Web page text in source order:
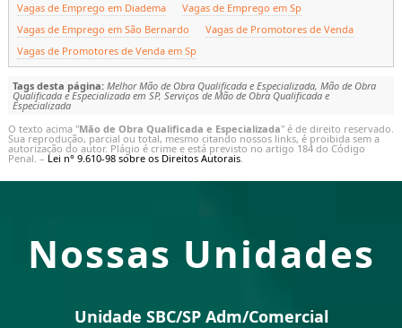
Vagas de Emprego em Diadema
Vagas de Emprego em Sp
Vagas de Emprego em São Bernardo
Vagas de Promotores de Venda
Vagas de Promotores de Venda em Sp
Tags desta página: Melhor Mão de Obra Qualificada e Especializada, Mão de Obra
Qualificada e Especializada em SP, Serviços de Mão de Obra Qualificada e
Especializada
O texto acima "Mão de Obra Qualificada e Especializada" é de direito reservado.
Sua reprodução, parcial ou total, mesmo citando nossos links, é proibida sem a
autorização do autor. Plágio é crime e está previsto no artigo 184 do Código
Penal. – Lei n° 9.610-98 sobre os Direitos Autorais.
Nossas Unidades
Unidade SBC/SP Adm/Comercial